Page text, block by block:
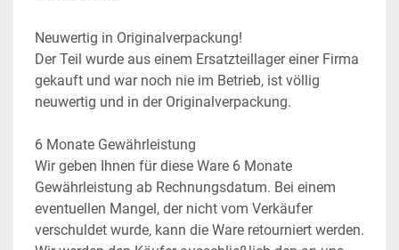
Neuwertig in Originalverpackung!
Der Teil wurde aus einem Ersatzteillager einer Firma
gekauft und war noch nie im Betrieb, ist völlig
neuwertig und in der Originalverpackung.
6 Monate Gewährleistung
Wir geben Ihnen für diese Ware 6 Monate
Gewährleistung ab Rechnungsdatum. Bei einem
eventuellen Mangel, der nicht vom Verkäufer
verschuldet wurde, kann die Ware retourniert werden.